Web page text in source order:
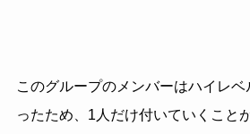
このグループのメンバーはハイレ
ったため、1人だけ付いていくこと